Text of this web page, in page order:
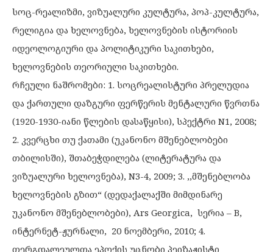
სოც-რეალიზმი, ვიზუალური კულტურა, პოპ-კულტურა,
რელიგია და ხელოვნება, ხელოვნების ისტორიის
იდეოლოგიური და პოლიტიკური საკითხები,
ხელოვნების თეორიული საკითხები.
რჩეული ნაშრომები: 1. სოცრეალისტური პრელუდია
და ქართული დაზგური ფერწერის მენტალური წვრთნა
(1920-1930-იანი წლების დასაწყისი), სპექტრი N1, 2008;
2. კვერცხი თუ ქათამი (უკანონო მშენებლობები
თბილისში), შთაბეჭდილება (ლიტერატურა და
ვიზუალური ხელოვნება), N3-4, 2009; 3. ,,მშენებლობა
ხელოვნების გზით“ (დედაქალაქში მიმდინარე
უკანონო მშენებლობები), Ars Georgica, სერია – B,
ინტერნეტ-ჟურნალი, 20 ნოემბერი, 2010; 4.
თერგდალეულთა ეპოქის უცნობი პეიზაჟისტი